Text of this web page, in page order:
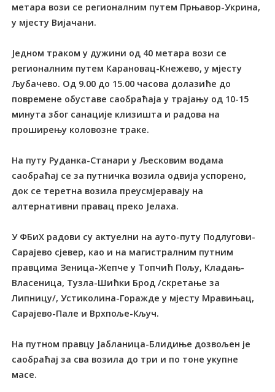
метара вози се регионалним путем Прњавор-Укрина,
у мјесту Вијачани.
Једном траком у дужини од 40 метара вози се
регионалним путем Карановац-Кнежево, у мјесту
Љубачево. Од 9.00 до 15.00 часова долазиће до
повремене обуставе саобраћаја у трајању од 10-15
минута због санације клизишта и радова на
проширењу коловозне траке.
На путу Руданка-Станари у Љесковим водама
саобраћај се за путничка возила одвија успорено,
док се теретна возила преусмјеравају на
алтернативни правац преко Јелаха.
У ФБиХ радови су актуелни на ауто-путу Подлугови-
Сарајево сјевер, као и на магистралним путним
правцима Зеница-Жепче у Топчић Пољу, Кладањ-
Власеница, Тузла-Шићки Брод /скретање за
Липницу/, Устиколина-Горажде у мјесту Мравињац,
Сарајево-Пале и Врхпоље-Кључ.
На путном правцу Јабланица-Блидиње дозвољен је
саобраћај за сва возила до три и по тоне укупне
масе.